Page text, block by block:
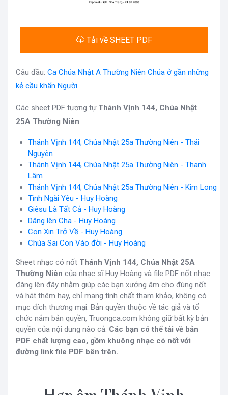
Tải về SHEET PDF
Câu đầu: Ca Chúa Nhật A Thường Niên Chúa ở gần những
kẻ cầu khẩn Người
Các sheet PDF tương tự Thánh Vịnh 144, Chúa Nhật
25A Thường Niên:
Thánh Vịnh 144, Chúa Nhật 25a Thường Niên - Thái
Nguyên
Thánh Vịnh 144, Chúa Nhật 25a Thường Niên - Thanh
Lâm
Thánh Vịnh 144, Chúa Nhật 25a Thường Niên - Kim Long
Tình Ngài Yêu - Huy Hoàng
Giêsu Là Tất Cả - Huy Hoàng
Dâng lên Cha - Huy Hoàng
Con Xin Trở Về - Huy Hoàng
Chúa Sai Con Vào đời - Huy Hoàng
Sheet nhạc có nốt Thánh Vịnh 144, Chúa Nhật 25A
Thường Niên của nhạc sĩ Huy Hoàng và file PDF nốt nhạc
đăng lên đây nhằm giúp các bạn xướng âm cho đúng nốt
và hát thêm hay, chỉ mang tính chất tham khảo, không có
mục đích thương mại. Bản quyền thuộc về tác giả và tổ
chức nắm bản quyền, Truongca.com không giữ bất kỳ bản
quyền của nội dung nào cả. Các bạn có thể tải về bản
PDF chất lượng cao, gồm khuông nhạc có nốt với
đường link file PDF bên trên.